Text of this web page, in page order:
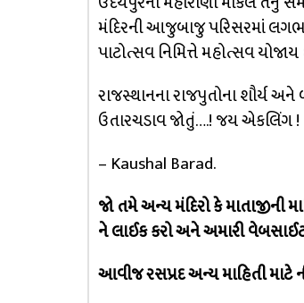
મંદિરની આજુબાજુ પરિસરમાં
પાટોત્સવ નિમિત્તે મહોત્સવ
રાજસ્થાનના રાજપુતોના શૌર્ય
ઉતારચડાવ જોતું….! જય એકલિંગ !
– Kaushal Barad.
જો તમે અન્ય મંદિરો કે
ને લાઈક કરો અને અમારી
આવીજ રસપ્રદ અન્ય માહિતી માટે